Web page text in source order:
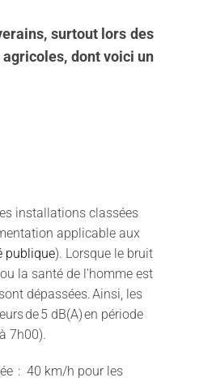
surtout lors des
agricoles, dont voici un
installations classées
applicable aux
publique). Lorsque le bruit
la santé de l'homme est
dépassées. Ainsi, les
de 5 dB(A) en période
7h00).
: 40 km/h pour les